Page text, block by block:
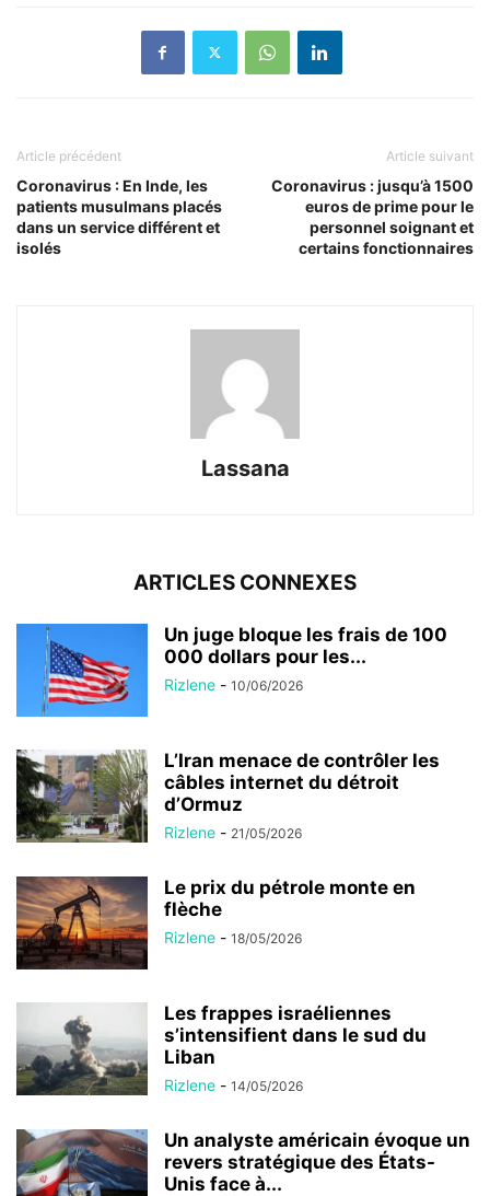
Article précédent
Coronavirus : En Inde, les
patients musulmans placés
dans un service différent et
isolés
Article suivant
Coronavirus : jusqu’à 1500
euros de prime pour le
personnel soignant et
certains fonctionnaires
Lassana
ARTICLES CONNEXES
Un juge bloque les frais de 100
000 dollars pour les...
Rizlene - 10/06/2026
L’Iran menace de contrôler les
câbles internet du détroit
d’Ormuz
Rizlene - 21/05/2026
Le prix du pétrole monte en
flèche
Rizlene - 18/05/2026
Les frappes israéliennes
s’intensifient dans le sud du
Liban
Rizlene - 14/05/2026
Un analyste américain évoque un
revers stratégique des États-
Unis face à...